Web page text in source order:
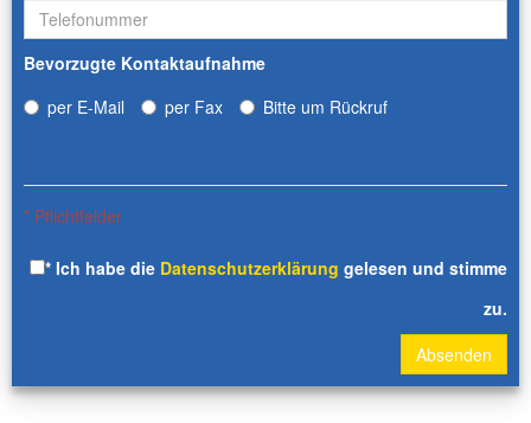
Bevorzugte Kontaktaufnahme
per E-Mail
per Fax Bitte um Rückruf
* Pflichtfelder
* Ich habe die Datenschutzerklärung gelesen und stimme
zu.
Absenden